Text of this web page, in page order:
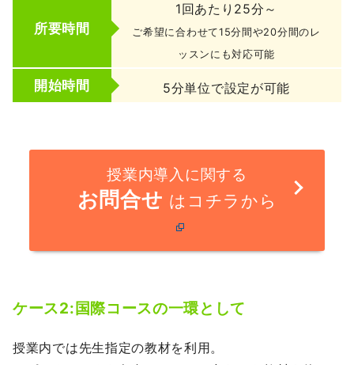
所要時間
1回あたり25分～
ご希望に合わせて15分間や20分間のレ
ッスンにも対応可能
開始時間 5分単位で設定が可能
授業内導入に関する
お問合せ はコチラから
ケース2: 国際コースの一環として
授業内では先生指定の教材を利用。